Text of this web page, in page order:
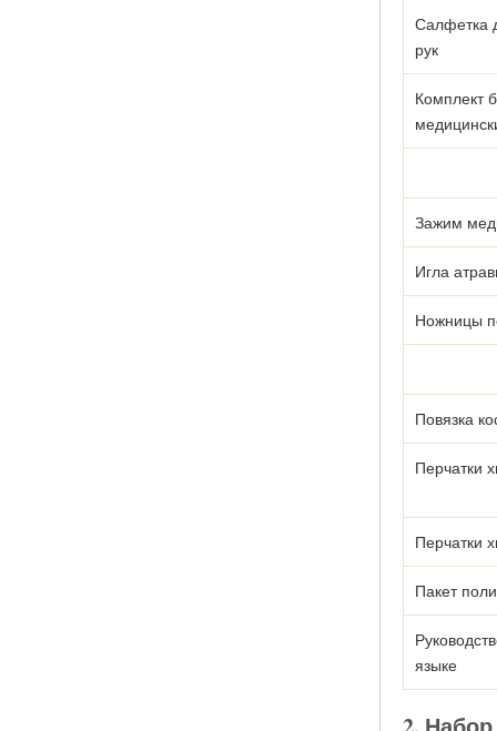
Салфетка
рук
Комплект
Зажим
Игла
Ножницы
Повязка
Перчатки
Перчатки
Пакет
языке